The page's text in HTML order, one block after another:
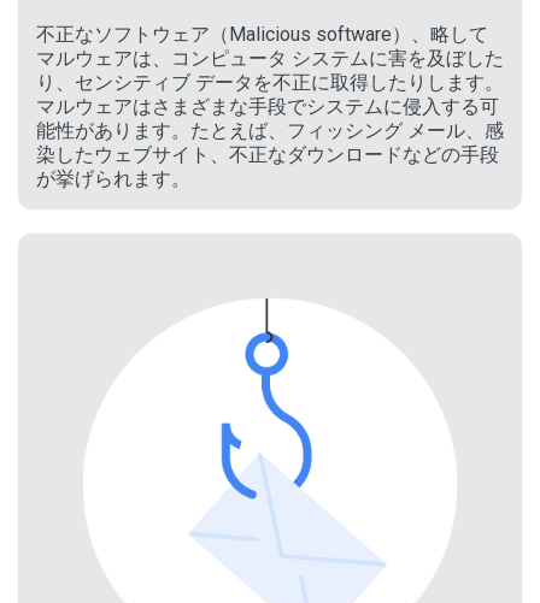
不正なソフトウェア（Malicious software）、略して
マルウェアは、コンピュータ システムに害を及ぼした
り、センシティブ データを不正に取得したりします。
マルウェアはさまざまな手段でシステムに侵入する可
能性があります。たとえば、フィッシング メール、感
染したウェブサイト、不正なダウンロードなどの手段
が挙げられます。